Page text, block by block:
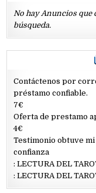
No hay Anuncios
búsqueda.
Contáctenos por
préstamo confiable.
7€
Oferta de prestamo
4€
Testimonio obtuve
confianza
: LECTURA DEL
: LECTURA DEL